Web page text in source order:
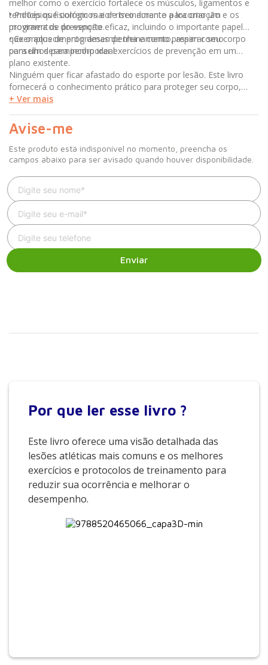
melhor como o exercício fortalece os músculos, ligamentos e
tendões que correm maior risco durante a locomoção e os
movimentos do esporte.
• Princípios fisiológicos e de treinamento para criar um
programa de prevenção eficaz, incluindo o importante papel
que o aquecimento desempenha e como preparar seu corpo
para um desempenho ideal.
• Exemplos de programas de treinamento, assim como
conselhos para incorporar exercícios de prevenção em um
plano existente.
Ninguém quer ficar afastado do esporte por lesão. Este livro
fornecerá o conhecimento prático para proteger seu corpo,
desenvolver resiliência e manter-se em forma para competição.
+ Ver mais
Avise-me
Este produto está indisponível no momento, preencha os
campos abaixo para ser avisado quando houver disponibilidade.
Enviar
Por que ler esse livro ?
Este livro oferece uma visão detalhada das
lesões atléticas mais comuns e os melhores
exercícios e protocolos de treinamento para
reduzir sua ocorrência e melhorar o
desempenho.